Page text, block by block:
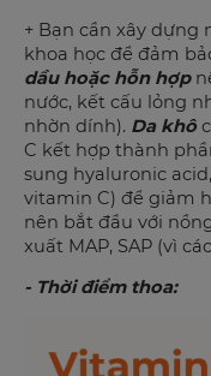
+ Bạn cần xây
khoa học để đảm
dầu hoặc hỗn hợp
nước, kết cấu lỏng
nhờn dính). Da khô
C kết hợp thành
sung hyaluronic
vitamin C) để giảm
nên bắt đầu với
xuất MAP, SAP (vì
- Thời điểm thoa: